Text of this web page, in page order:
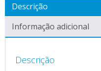
Descrição
Informação adicional
Descrição